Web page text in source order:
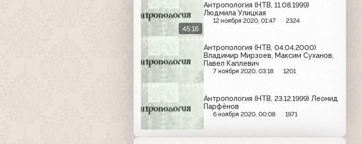
45:16
Антропология (НТВ, 11.08.1999)
Людмила Улицкая
12 ноября 2020, 01:47 2324
Антропология (НТВ, 04.04.2000)
Владимир Мирзоев, Максим Суханов,
Павел Каплевич
7 ноября 2020, 03:18 1201
Антропология (НТВ, 23.12.1999) Леонид
Парфёнов
6 ноября 2020, 00:08 1971